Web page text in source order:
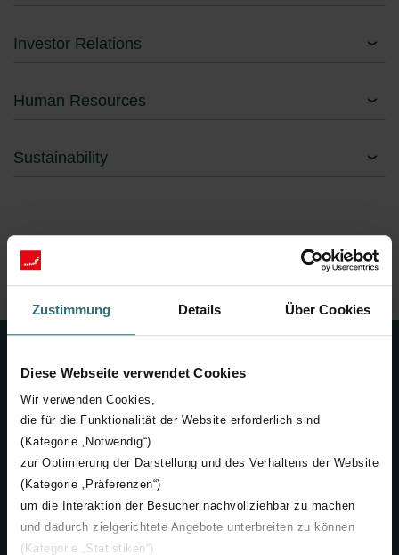
Zustimmung Details Über Cookies
Diese Webseite verwendet Cookies
Wir verwenden Cookies,
die für die Funktionalität der Website erforderlich sind
(Kategorie „Notwendig“)
zur Optimierung der Darstellung und des Verhaltens der Website
(Kategorie „Präferenzen“)
um die Interaktion der Besucher nachvollziehbar zu machen
und dadurch zielgerichtete Angebote unterbreiten zu können
(Kategorie „Statistiken“)
Investor Relations
Human Resources
Sustainability
Zehnder Group
+41 (0) 62 855 15 00
info@zehndergroup.com
Contact us
Zehnder Group AG
Moortalstrasse 1